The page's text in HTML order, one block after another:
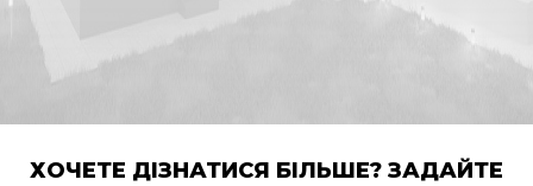
ХОЧЕТЕ ДІЗНАТИСЯ БІЛЬШЕ? ЗАДАЙТЕ